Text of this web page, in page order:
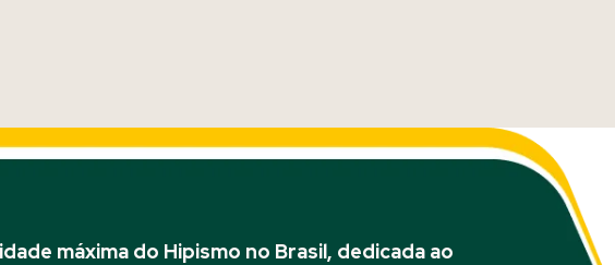
máxima do Hipismo no Brasil, dedicada ao